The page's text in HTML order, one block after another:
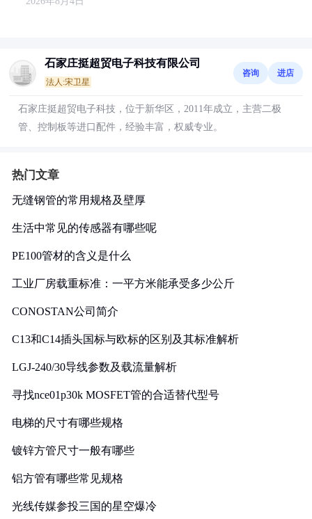
石家庄挺超贸电子科技有限公司
法人:宋卫星
咨询 进店
石家庄挺超贸电子科技，位于新华区，2011年成立，主营二极
管、控制板等进口配件，经验丰富，权威专业。
热门文章
无缝钢管的常用规格及壁厚
生活中常见的传感器有哪些呢
PE100管材的含义是什么
工业厂房载重标准：一平方米能承受多少公斤
CONOSTAN公司简介
C13和C14插头国标与欧标的区别及其标准解析
LGJ-240/30导线参数及载流量解析
寻找nce01p30k MOSFET管的合适替代型号
电梯的尺寸有哪些规格
镀锌方管尺寸一般有哪些
铝方管有哪些常见规格
光线传媒参投三国的星空爆冷